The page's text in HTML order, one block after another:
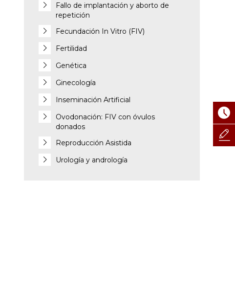
Fallo de implantación y aborto de
repetición
Fecundación In Vitro (FIV)
Fertilidad
Genética
Ginecología
Inseminación Artificial
Ovodonación: FIV con óvulos
donados
Reproducción Asistida
Urología y andrología